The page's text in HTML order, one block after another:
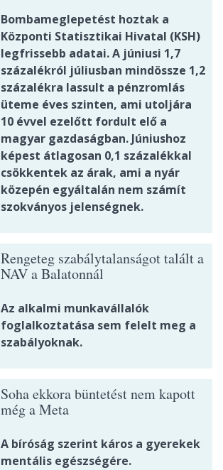
Bombameglepetést hoztak a
Központi Statisztikai Hivatal (KSH)
legfrissebb adatai. A júniusi 1,7
százalékról júliusban mindössze 1,2
százalékra lassult a pénzromlás
üteme éves szinten, ami utoljára
10 évvel ezelőtt fordult elő a
magyar gazdaságban. Júniushoz
képest átlagosan 0,1 százalékkal
csökkentek az árak, ami a nyár
közepén egyáltalán nem számít
szokványos jelenségnek.
Rengeteg szabálytalanságot talált a
NAV a Balatonnál
Az alkalmi munkavállalók
foglalkoztatása sem felelt meg a
szabályoknak.
Soha ekkora büntetést nem kapott
még a Meta
A bíróság szerint káros a gyerekek
mentális egészségére.